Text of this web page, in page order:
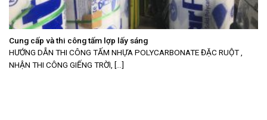
Cung cấp và thi công tấm lợp lấy sáng
HƯỚNG DẪN THI CÔNG TẤM NHỰA POLYCARBONATE ĐẶC RUỘT ,
NHẬN THI CÔNG GIẾNG TRỜI, [...]